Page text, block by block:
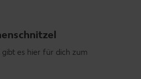
es hier für dich zum